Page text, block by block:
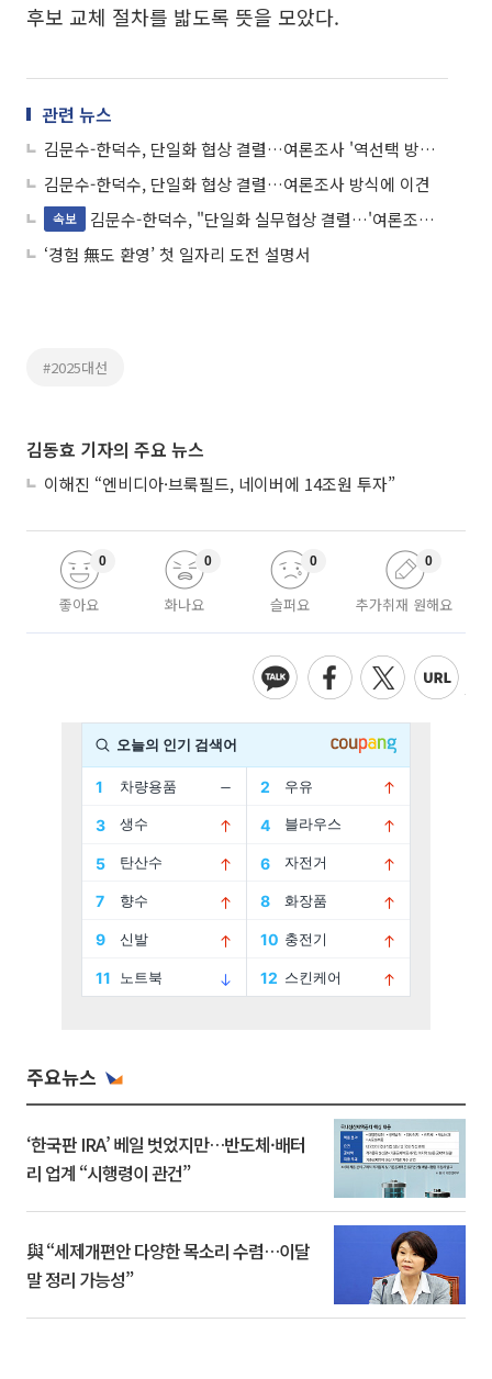
후보 교체 절차를 밟도록 뜻을 모았다.
관련 뉴스
김문수-한덕수, 단일화 협상 결렬…여론조사 '역선택 방지' 두고 충돌
김문수-한덕수, 단일화 협상 결렬…여론조사 방식에 이견
속보
김문수-한덕수, "단일화 실무협상 결렬…'여론조사 역선택 방지'에 이견"
‘경험 無도 환영’ 첫 일자리 도전 설명서
#2025대선
김동효 기자의 주요 뉴스
이해진 “엔비디아·브룩필드, 네이버에 14조원 투자”
좋아요
0
화나요
0
슬퍼요
0
추가취재 원해요
0
주요뉴스
‘한국판 IRA’ 베일 벗었지만…반도체·배터
리 업계 “시행령이 관건”
與 “세제개편안 다양한 목소리 수렴…이달
말 정리 가능성”